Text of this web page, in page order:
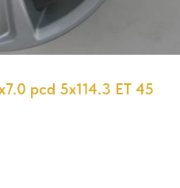
pcd 5x114.3 ET 45